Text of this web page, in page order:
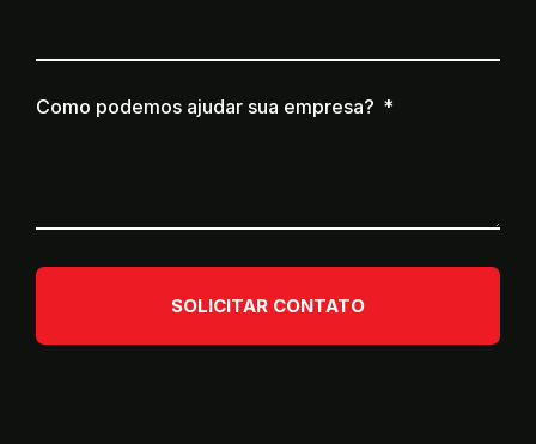
Como podemos ajudar sua empresa?
SOLICITAR CONTATO